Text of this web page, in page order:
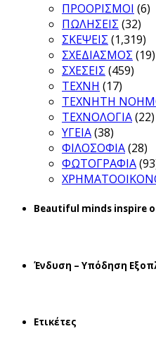
ΠΡΟΟΡΙΣΜΟΙ (6)
ΠΩΛΗΣΕΙΣ (32)
ΣΚΕΨΕΙΣ (1,319)
ΣΧΕΔΙΑΣΜΟΣ (19)
ΣΧΕΣΕΙΣ (459)
ΤΕΧΝΗ (17)
ΤΕΧΝΗΤΗ
ΤΕΧΝΟΛΟΓΙΑ(22)
ΥΓΕΙΑ(38)
ΦΙΛΟΣΟΦΙΑ(28)
ΦΩΤΟΓΡΑΦΙΑ
Beautiful minds inspire
Ένδυση – Υπόδηση
Ετικέτες